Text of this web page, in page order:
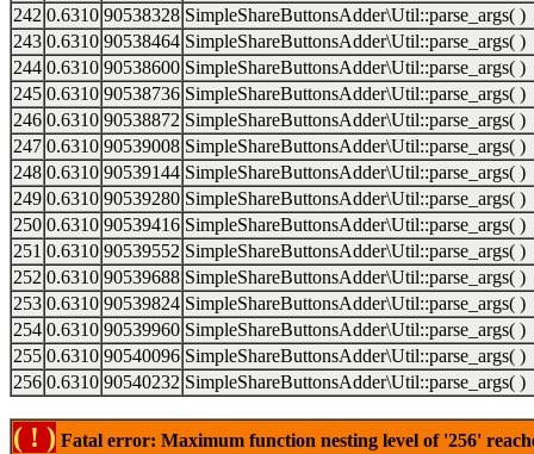
242 0.6310 90538328 SimpleShareButtonsAdder\Util::parse_args( )
243 0.6310 90538464 SimpleShareButtonsAdder\Util::parse_args( )
244 0.6310 90538600 SimpleShareButtonsAdder\Util::parse_args( )
245 0.6310 90538736 SimpleShareButtonsAdder\Util::parse_args( )
246 0.6310 90538872 SimpleShareButtonsAdder\Util::parse_args( )
247 0.6310 90539008 SimpleShareButtonsAdder\Util::parse_args( )
248 0.6310 90539144 SimpleShareButtonsAdder\Util::parse_args( )
249 0.6310 90539280 SimpleShareButtonsAdder\Util::parse_args( )
250 0.6310 90539416 SimpleShareButtonsAdder\Util::parse_args( )
251 0.6310 90539552 SimpleShareButtonsAdder\Util::parse_args( )
252 0.6310 90539688 SimpleShareButtonsAdder\Util::parse_args( )
253 0.6310 90539824 SimpleShareButtonsAdder\Util::parse_args( )
254 0.6310 90539960 SimpleShareButtonsAdder\Util::parse_args( )
255 0.6310 90540096 SimpleShareButtonsAdder\Util::parse_args( )
256 0.6310 90540232 SimpleShareButtonsAdder\Util::parse_args( )
( ! ) Fatal error: Maximum function nesting level of '256'